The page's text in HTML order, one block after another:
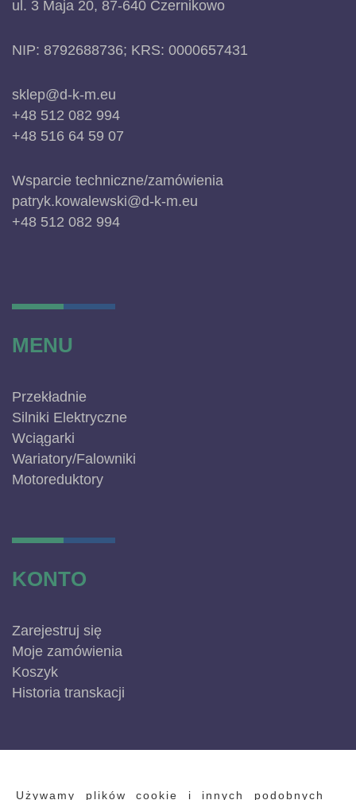
Używamy plików cookie i innych podobnych
ul. 3 Maja 20, 87-640 Czernikowo
NIP: 8792688736; KRS: 0000657431
sklep@d-k-m.eu
+48 512 082 994
+48 516 64 59 07
Wsparcie techniczne/zamówienia
patryk.kowalewski@d-k-m.eu
+48 512 082 994
MENU
Przekładnie
Silniki Elektryczne
Wciągarki
Wariatory/Falowniki
Motoreduktory
KONTO
Zarejestruj się
Moje zamówienia
Koszyk
Historia transkacji
INFORMACJE